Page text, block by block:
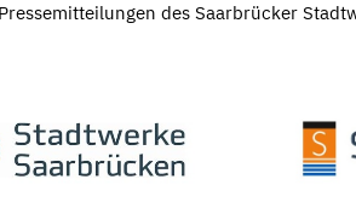
des Saarbrücker